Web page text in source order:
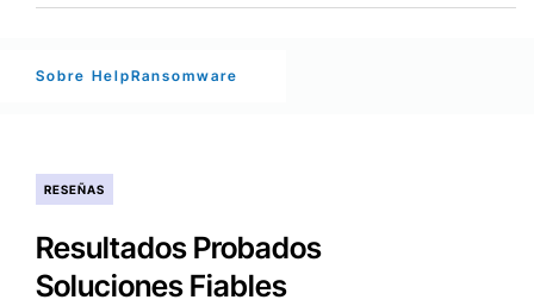
Sobre HelpRansomware
RESEÑAS
Resultados Probados
Soluciones Fiables